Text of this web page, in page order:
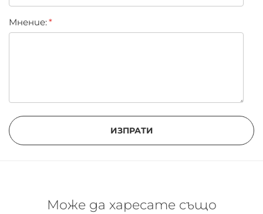
Мнение:
ИЗПРАТИ
Може да харесате също